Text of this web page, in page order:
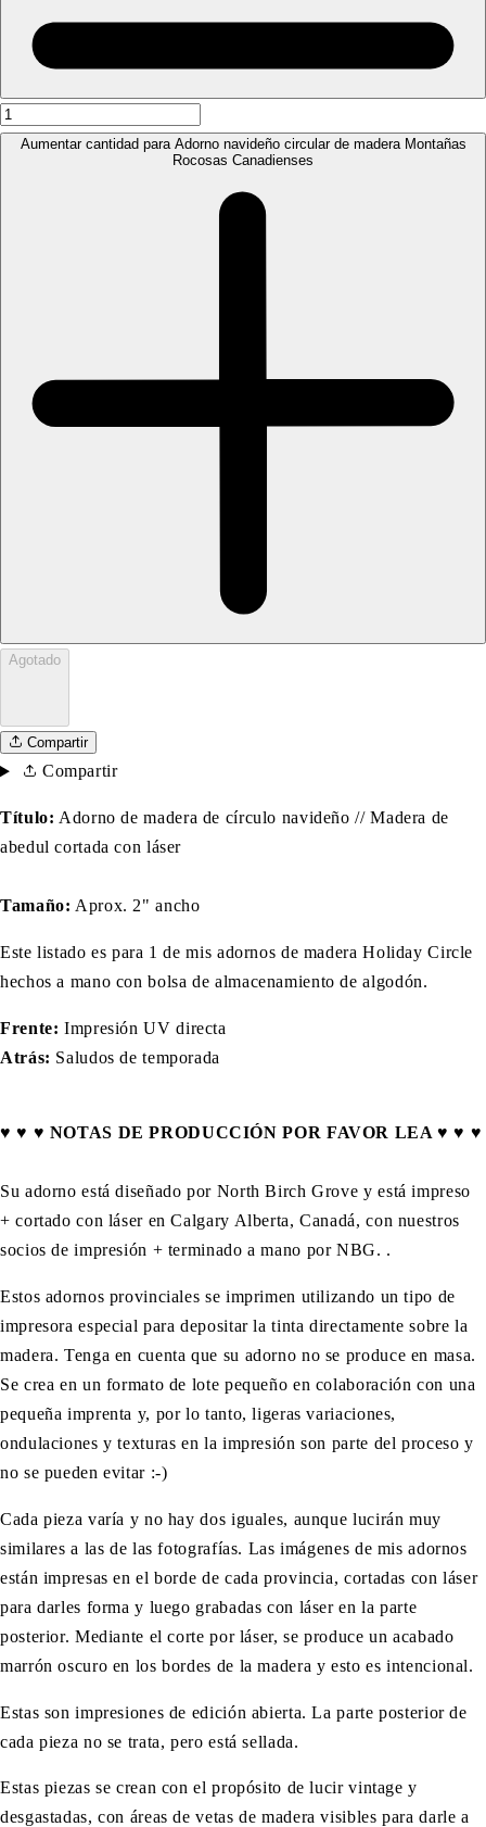
Aumentar cantidad para Adorno navideño circular de madera Montañas
Rocosas Canadienses
Agotado
Compartir
Compartir
Título: Adorno de madera de círculo navideño // Madera de
abedul cortada con láser
Tamaño: Aprox. 2" ancho
Este listado es para 1 de mis adornos de madera Holiday Circle
hechos a mano con bolsa de almacenamiento de algodón.
Frente: Impresión UV directa
Atrás: Saludos de temporada
♥ ♥ ♥ NOTAS DE PRODUCCIÓN POR FAVOR LEA ♥ ♥ ♥
Su adorno está diseñado por North Birch Grove y está impreso
+ cortado con láser en Calgary Alberta, Canadá, con nuestros
socios de impresión + terminado a mano por NBG. .
Estos adornos provinciales se imprimen utilizando un tipo de
impresora especial para depositar la tinta directamente sobre la
madera. Tenga en cuenta que su adorno no se produce en masa.
Se crea en un formato de lote pequeño en colaboración con una
pequeña imprenta y, por lo tanto, ligeras variaciones,
ondulaciones y texturas en la impresión son parte del proceso y
no se pueden evitar :-)
Cada pieza varía y no hay dos iguales, aunque lucirán muy
similares a las de las fotografías. Las imágenes de mis adornos
están impresas en el borde de cada provincia, cortadas con láser
para darles forma y luego grabadas con láser en la parte
posterior. Mediante el corte por láser, se produce un acabado
marrón oscuro en los bordes de la madera y esto es intencional.
Estas son impresiones de edición abierta. La parte posterior de
cada pieza no se trata, pero está sellada.
Estas piezas se crean con el propósito de lucir vintage y
desgastadas, con áreas de vetas de madera visibles para darle a